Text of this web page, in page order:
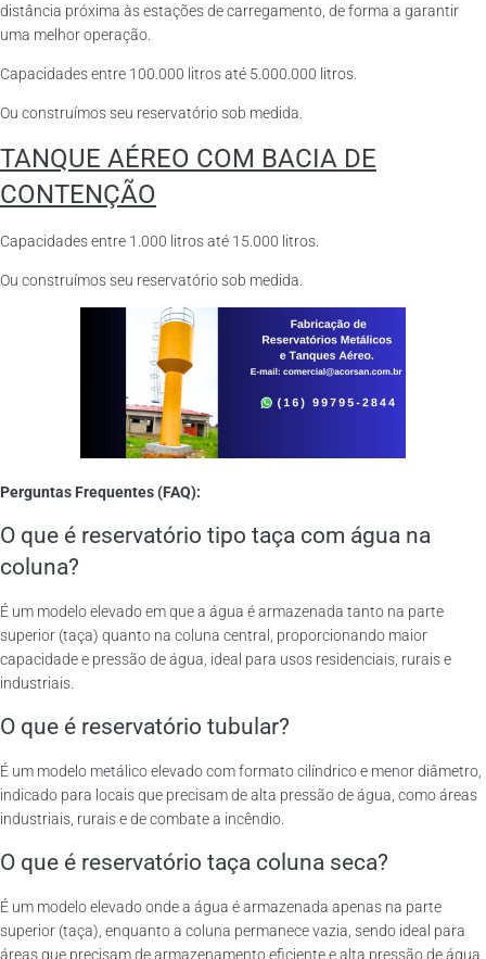
distância próxima às estações de carregamento, de forma a garantir
uma melhor operação.
Capacidades entre 100.000 litros até 5.000.000 litros.
Ou construímos seu reservatório sob medida.
TANQUE AÉREO COM BACIA DE
CONTENÇÃO
Capacidades entre 1.000 litros até 15.000 litros.
Ou construímos seu reservatório sob medida.
Perguntas Frequentes (FAQ):
O que é reservatório tipo taça com água na
coluna?
É um modelo elevado em que a água é armazenada tanto na parte
superior (taça) quanto na coluna central, proporcionando maior
capacidade e pressão de água, ideal para usos residenciais, rurais e
industriais.
O que é reservatório tubular?
É um modelo metálico elevado com formato cilíndrico e menor diâmetro,
indicado para locais que precisam de alta pressão de água, como áreas
industriais, rurais e de combate a incêndio.
O que é reservatório taça coluna seca?
É um modelo elevado onde a água é armazenada apenas na parte
superior (taça), enquanto a coluna permanece vazia, sendo ideal para
áreas que precisam de armazenamento eficiente e alta pressão de água.